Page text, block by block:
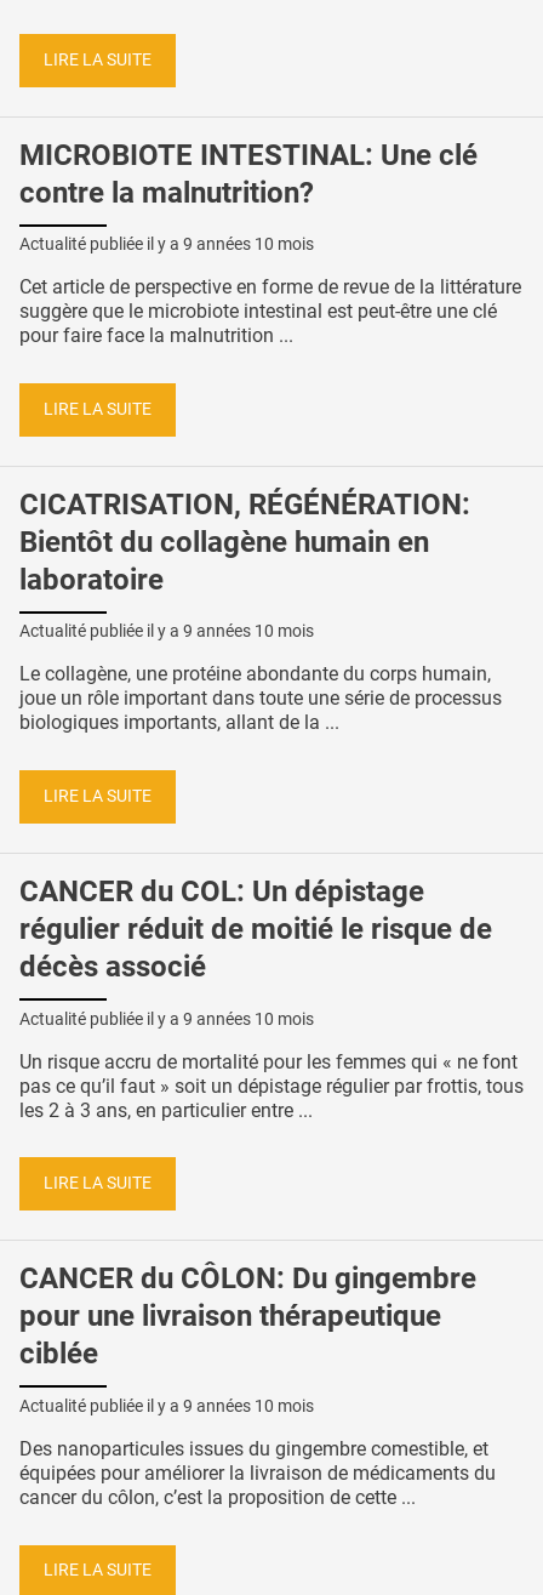
LIRE LA SUITE
MICROBIOTE INTESTINAL: Une clé
contre la malnutrition?
Actualité publiée il y a 9 années 10 mois
Cet article de perspective en forme de revue de la littérature
suggère que le microbiote intestinal est peut-être une clé
pour faire face la malnutrition ...
LIRE LA SUITE
CICATRISATION, RÉGÉNÉRATION:
Bientôt du collagène humain en
laboratoire
Actualité publiée il y a 9 années 10 mois
Le collagène, une protéine abondante du corps humain,
joue un rôle important dans toute une série de processus
biologiques importants, allant de la ...
LIRE LA SUITE
CANCER du COL: Un dépistage
régulier réduit de moitié le risque de
décès associé
Actualité publiée il y a 9 années 10 mois
Un risque accru de mortalité pour les femmes qui « ne font
pas ce qu’il faut » soit un dépistage régulier par frottis, tous
les 2 à 3 ans, en particulier entre ...
LIRE LA SUITE
CANCER du CÔLON: Du gingembre
pour une livraison thérapeutique
ciblée
Actualité publiée il y a 9 années 10 mois
Des nanoparticules issues du gingembre comestible, et
équipées pour améliorer la livraison de médicaments du
cancer du côlon, c’est la proposition de cette ...
LIRE LA SUITE